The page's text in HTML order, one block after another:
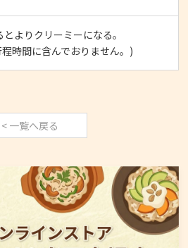
よりクリーミーになる。
時間に含んでおりません。)
< 一覧へ戻る